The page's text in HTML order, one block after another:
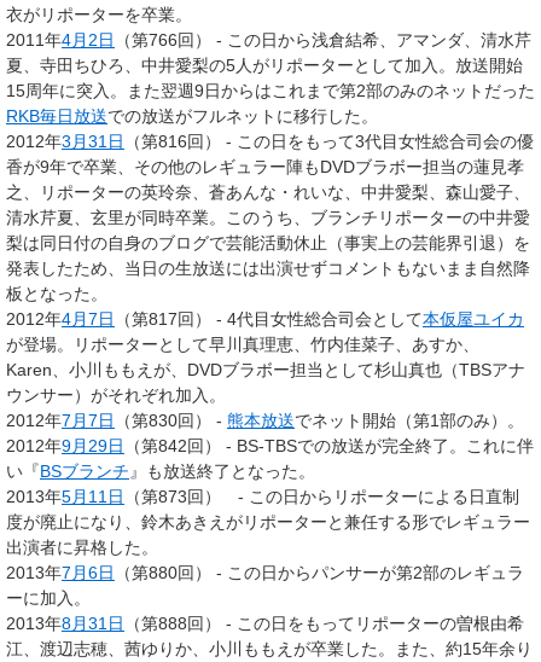
衣がリポーターを卒業。
2011年4月2日
（第766回） - この日から浅倉結希、アマンダ、清水芹
夏、寺田ちひろ、中井愛梨の5人がリポーターとして加入。放送開始
15周年に突入。また翌週9日からはこれまで第2部のみのネットだった
RKB毎日放送での放送がフルネットに移行した。
2012年3月31日
（第816回） - この日をもって3代目女性総合司会の優
香が9年で卒業、その他のレギュラー陣もDVDブラボー担当の蓮見孝
之、リポーターの英玲奈、蒼あんな・れいな、中井愛梨、森山愛子、
清水芹夏、玄里が同時卒業。このうち、ブランチリポーターの中井愛
梨は同日付の自身のブログで芸能活動休止（事実上の芸能界引退）を
発表したため、当日の生放送には出演せずコメントもないまま自然降
板となった。
2012年4月7日 （第817回） - 4代目女性総合司会として本仮屋ユイカ
が登場。リポーターとして早川真理恵、竹内佳菜子、あすか、
Karen、小川ももえが、DVDブラボー担当として杉山真也（TBSアナ
ウンサー）がそれぞれ加入。
2012年7月7日 （第830回） - 熊本放送でネット開始（第1部のみ）。
2012年9月29日
（第842回） - BS-TBSでの放送が完全終了。これに伴
い『BSブランチ 』も放送終了となった。
2013年5月11日
（第873回） - この日からリポーターによる日直制
度が廃止になり、鈴木あきえがリポーターと兼任する形でレギュラー
出演者に昇格した。
2013年7月6日
（第880回） - この日からパンサーが第2部のレギュラ
ーに加入。
2013年8月31日
（第888回） - この日をもってリポーターの曽根由希
江、渡辺志穂、茜ゆりか、小川ももえが卒業した。また、約15年余り